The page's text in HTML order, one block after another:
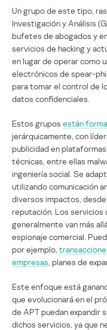
Un grupo de este tipo,
Investigación y Análisis
bufetes de abogados y
servicios de hacking y
en lugar de operar como
electrónicos de spear-
para tomar el control de
datos confidenciales.
Estos grupos están
jerárquicamente, con
publicidad en
técnicas, entre ellas
ingeniería social. Se
utilizando comunicación
diversos impactos,
reputación. Los servicios
generalmente van más
espionaje comercial.
por ejemplo,
empresas , planes de
Este enfoque está
que evolucionará en el
de APT puedan expandir
dichos servicios, ya que